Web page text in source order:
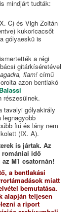
mindjárt tudták:
C) és Vigh Zoltán
kukoricacsőt
gólyaeskü is
a régi
gitárkíséretével
fiam! című
azon bentlakó
Balassi
részesülnek.
tavalyi gólyakirály
fiú és lány nem
(IX. A).
is jártak. Az
romániai idő
M1 csatornán!
a bentlakási
miatt
bemutatása.
alapján teljesen
a riport